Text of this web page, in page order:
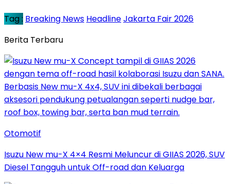
Tag : Breaking News HeadlineJakarta Fair 2026
Berita Terbaru
Otomotif
Isuzu New mu-X 4×4 Resmi Meluncur di GIIAS 2026, SUV
Diesel Tangguh untuk Off-road dan Keluarga